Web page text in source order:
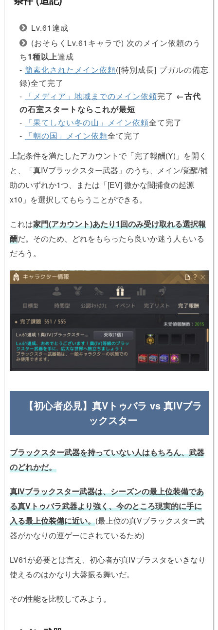
Lv.61達成
(おそらくLv.61キャラで) 次のメイン依頼のう
ち1種以上達成
- 簡素化されたメイン依頼([特別成長] プガルの備忘
録)全て完了
-
「メディア」地域までのメイン依頼完了 ←古代
の石室スタートならこれが最短
-
「果てしない冬の山」メイン依頼全て完了
-
「朝の国」メイン依頼全て完了
上記条件を満たしたアカウントで「完了報酬(Y)」を開く
と、「真IVブラックスター武器」のうち、メイン/覚醒/補
助のいずれか1つ、または「[EV] 微かな闇捕食の起源
x10」を選択してもらうことができる。
これは家門(アカウント)あたり1回のみ受け取れる選択報
酬だ。そのため、どれをもらったら良いか迷う人もいる
だろう。
【初心者必見】真Vトゥバラ vs 真IVブラ
ックスター
ブラックスター武器を持っていない人はもちろん、武器
のどれかだ。
真IVブラックスター武器は、シーズンの最上位装備であ
る真Vトゥバラ武器より強く、今のところ現実的に手に
入る最上位装備に近い。(最上位の真Vブラックスター武
器がかなりの運ゲーにされているため)
LV61が必要とは言え、初心者が真IVブラスタをいきなり
使えるのはかなり大盤振る舞いだ。
その性能を比較してみよう。